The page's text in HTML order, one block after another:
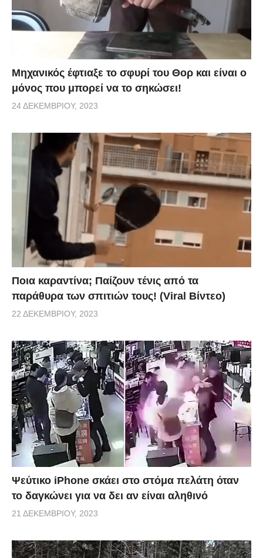
Μηχανικός έφτιαξε το σφυρί του Θορ και είναι ο
μόνος που μπορεί να το σηκώσει!
24 ΔΕΚΕΜΒΡΊΟΥ, 2023
Ποια καραντίνα; Παίζουν τένις από τα
παράθυρα των σπιτιών τους! (Viral Βίντεο)
22 ΔΕΚΕΜΒΡΊΟΥ, 2023
Ψεύτικο iPhone σκάει στο στόμα πελάτη όταν
το δαγκώνει για να δει αν είναι αληθινό
21 ΔΕΚΕΜΒΡΊΟΥ, 2023